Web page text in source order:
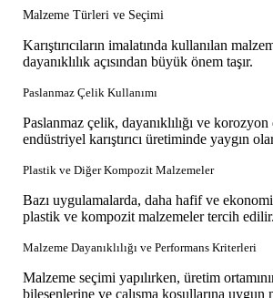
Malzeme Türleri ve Seçimi
Karıştırıcıların imalatında kullanılan
dayanıklılık açısından büyük önem taşır.
Paslanmaz Çelik Kullanımı
Paslanmaz çelik, dayanıklılığı ve
endüstriyel karıştırıcı üretiminde yaygın
Plastik ve Diğer Kompozit Malzemeler
Bazı uygulamalarda, daha hafif ve
plastik ve kompozit malzemeler tercih edilir.
Malzeme Dayanıklılığı ve Performans Kriterleri
Malzeme seçimi yapılırken, üretim
bileşenlerine ve çalışma koşullarına uygun